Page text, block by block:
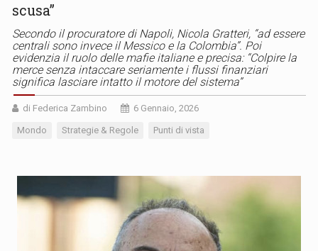
scusa”
Secondo il procuratore di Napoli, Nicola Gratteri, “ad essere
centrali sono invece il Messico e la Colombia”. Poi
evidenzia il ruolo delle mafie italiane e precisa: “Colpire la
merce senza intaccare seriamente i flussi finanziari
significa lasciare intatto il motore del sistema”
di Federica Zambino 6 Gennaio, 2026
Mondo Strategie & Regole Punti di vista